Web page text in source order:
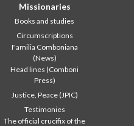
Missionaries
Books and studies
Circumscriptions
Familia Comboniana
(News)
Head lines (Comboni
Press)
Justice, Peace (JPIC)
Testimonies
The official crucifix of the